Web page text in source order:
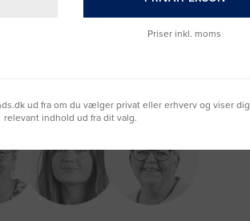
Priser inkl. moms
ud fra om du vælger privat eller erhverv og viser
relevant indhold ud fra dit valg.